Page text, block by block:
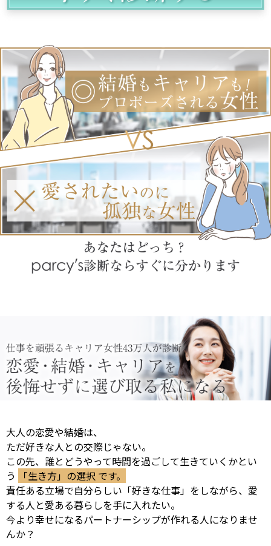
大人の恋愛や結婚は、
ただ好きな人との交際じゃない。
この先、誰とどうやって時間を過ごして生きていくかとい
う
「生き方」の選択 です。
責任ある立場で自分らしい「好きな仕事」をしながら、愛
する人と愛ある暮らしを手に入れたい。
今より幸せになるパートナーシップが作れる人になりませ
んか？